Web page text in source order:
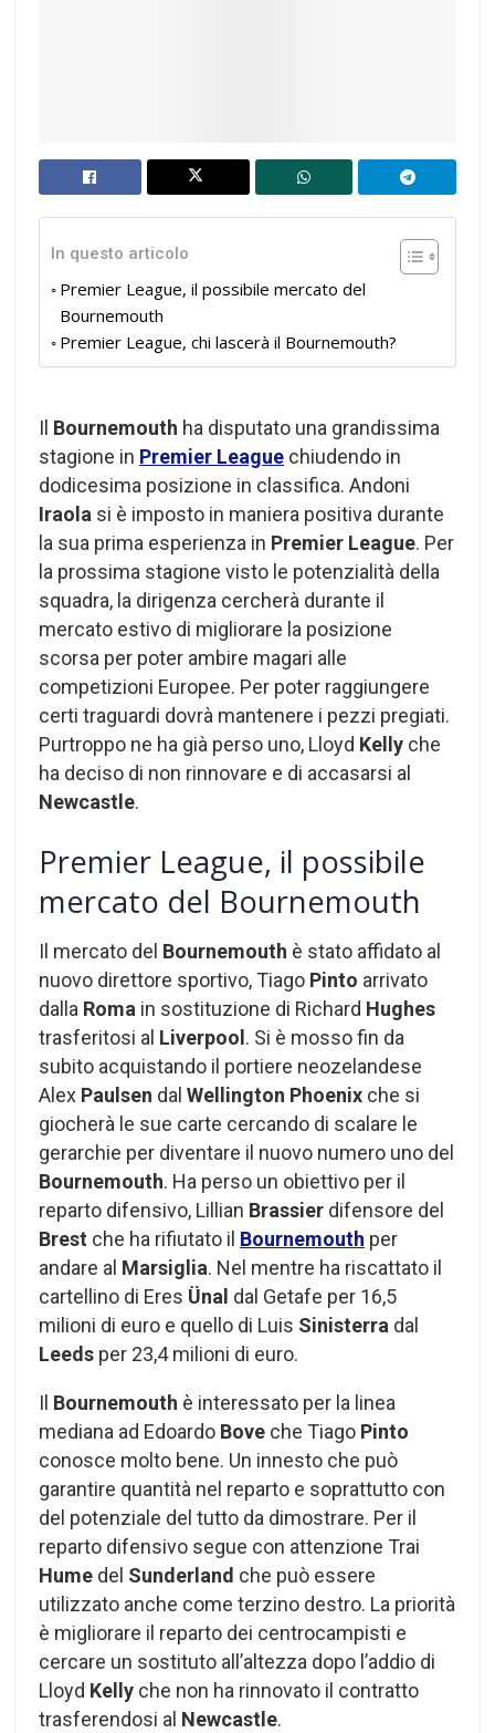
In questo articolo
Premier League, il possibile mercato del
Bournemouth
Premier League, chi lascerà il Bournemouth?
Il Bournemouth ha disputato una grandissima
stagione in Premier League chiudendo in
dodicesima posizione in classifica. Andoni
Iraola si è imposto in maniera positiva durante
la sua prima esperienza in Premier League. Per
la prossima stagione visto le potenzialità della
squadra, la dirigenza cercherà durante il
mercato estivo di migliorare la posizione
scorsa per poter ambire magari alle
competizioni Europee. Per poter raggiungere
certi traguardi dovrà mantenere i pezzi pregiati.
Purtroppo ne ha già perso uno, Lloyd Kelly che
ha deciso di non rinnovare e di accasarsi al
Newcastle.
Premier League, il possibile
mercato del Bournemouth
Il mercato del Bournemouth è stato affidato al
nuovo direttore sportivo, Tiago Pinto arrivato
dalla Roma in sostituzione di Richard Hughes
trasferitosi al Liverpool. Si è mosso fin da
subito acquistando il portiere neozelandese
Alex Paulsen dal Wellington Phoenix che si
giocherà le sue carte cercando di scalare le
gerarchie per diventare il nuovo numero uno del
Bournemouth. Ha perso un obiettivo per il
reparto difensivo, Lillian Brassier difensore del
Brest che ha rifiutato il Bournemouth per
andare al Marsiglia. Nel mentre ha riscattato il
cartellino di Eres Ünal dal Getafe per 16,5
milioni di euro e quello di Luis Sinisterra dal
Leeds per 23,4 milioni di euro.
Il Bournemouth è interessato per la linea
mediana ad Edoardo Bove che Tiago Pinto
conosce molto bene. Un innesto che può
garantire quantità nel reparto e soprattutto con
del potenziale del tutto da dimostrare. Per il
reparto difensivo segue con attenzione Trai
Hume del Sunderland che può essere
utilizzato anche come terzino destro. La priorità
è migliorare il reparto dei centrocampisti e
cercare un sostituto all’altezza dopo l’addio di
Lloyd Kelly che non ha rinnovato il contratto
trasferendosi al Newcastle.